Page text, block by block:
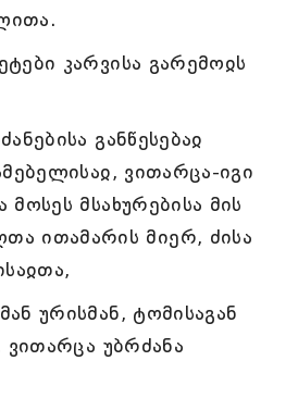
კარვისა გარემოჲს
განწესებაჲ
ვითარცა-იგი
მოსეს მსახურებისა მის
ითამარის მიერ, ძისა
ურისმან, ტომისაგან
ვითარცა უბრძანა